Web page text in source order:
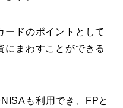
ードのポイントとして
にまわすことができる
も利用でき、FPと